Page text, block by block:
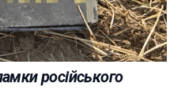
російського